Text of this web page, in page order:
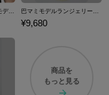
アルティメットまどか モデル ボディバッグ 魔法少女まどか☆マギカ
¥9,680
商品を
もっと見る